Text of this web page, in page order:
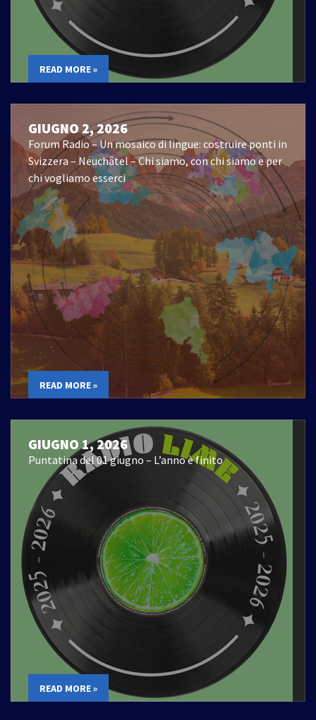
READ MORE »
GIUGNO 2, 2026
Forum Radio – Un mosaico di lingue: costruire ponti in
Svizzera – Neuchâtel – Chi siamo, con chi siamo e per
chi vogliamo esserci
READ MORE »
GIUGNO 1, 2026
Puntatina del 01 giugno – L’anno è finito
READ MORE »